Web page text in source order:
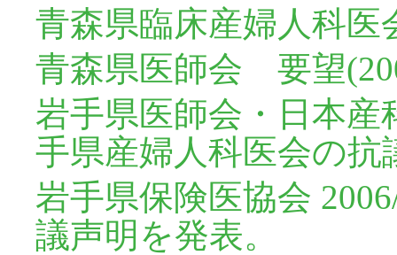
青森県臨床産婦人科医
青森県医師会 要望
岩手県医師会・日本産
手県産婦人科医会の抗
岩手県保険医協会
議声明を発表。